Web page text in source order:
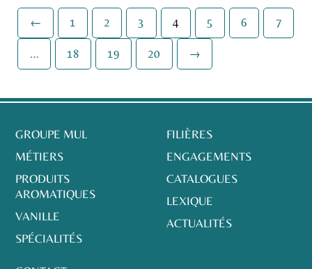
← 1 2 3 4 5 6 7
… 18 19 20 →
GROUPE MUL
MÉTIERS
PRODUITS
AROMATIQUES
VANILLE
SPÉCIALITÉS
FILIÈRES
ENGAGEMENTS
CATALOGUES
LEXIQUE
ACTUALITÉS